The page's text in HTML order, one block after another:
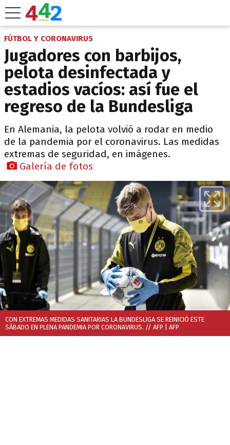
FÚTBOL Y CORONAVIRUS
Jugadores con barbijos,
pelota desinfectada y
estadios vacíos: así fue el
regreso de la Bundesliga
En Alemania, la pelota volvió a rodar en medio
de la pandemia por el coronavirus. Las medidas
extremas de seguridad, en imágenes.
Galería de fotos
CON EXTREMAS MEDIDAS SANITARIAS LA BUNDESLIGA SE REINICIÓ ESTE
SÁBADO EN PLENA PANDEMIA POR CORONAVIRUS. // AFP | AFP